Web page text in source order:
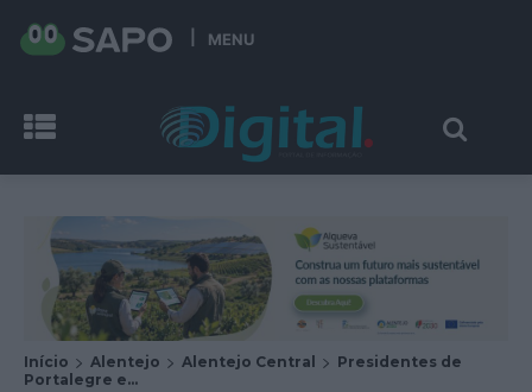
MENU
Início Alentejo Alentejo Central
Presidentes de
Portalegre e...